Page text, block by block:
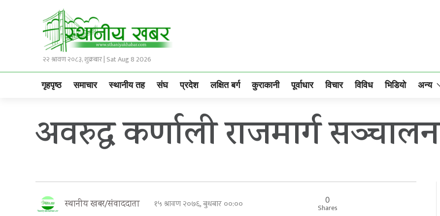
२२ श्रावण २०८३, शुक्रबार | Sat Aug 8 2026
गृहपृष्ठ समाचार स्थानीय तह संघ प्रदेश लक्षित बर्ग कुराकानी पूर्वाधार विचार विविध भिडियो अन्य
अवरुद्ध कर्णाली राजमार्ग सञ्चालन
स्थानीय खबर/संवाददाता १५ श्रावण २०७६, बुधबार ००:०० 0
Shares